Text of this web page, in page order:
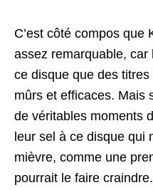
C’est côté compos que
assez remarquable,
ce disque que des
mûrs et efficaces. Mais
de véritables moments
leur sel à ce disque qui
mièvre, comme une
pourrait le faire